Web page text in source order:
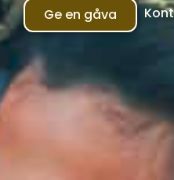
Ge en gåva